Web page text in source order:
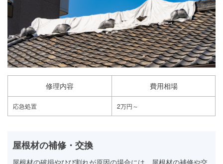
修理内容 費用相場
応急処置 2万円～
屋根材の補修・交換
屋根材の破損やひび割れが原因の場合には、屋根材の補修や交